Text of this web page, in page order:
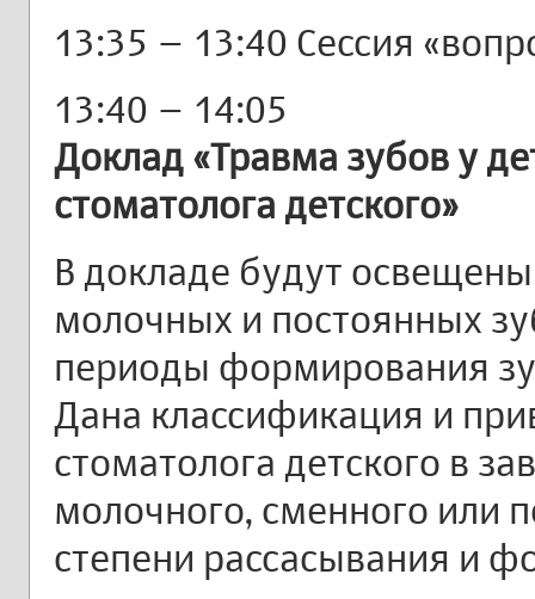
13:35 – 13:40 Сессия
13:40 – 14:05
Доклад «Травма зубов у
стоматолога детского»
В докладе будут
молочных и постоянных
периоды формирования
Дана классификация и
стоматолога детского в
молочного, сменного или
степени рассасывания и